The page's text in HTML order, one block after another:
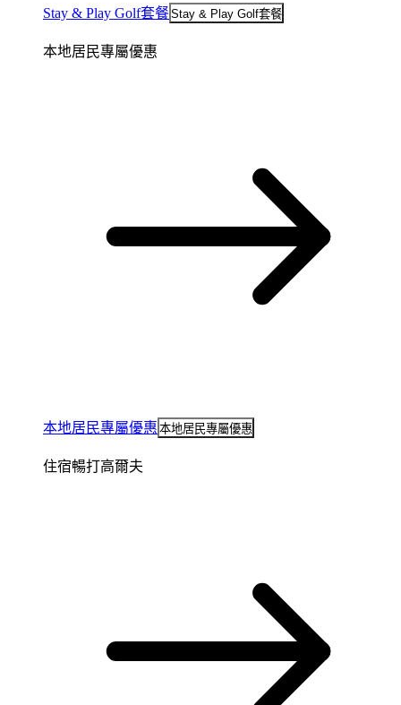
Stay & Play Golf套餐Stay & Play Golf套餐
本地居民專屬優惠
本地居民專屬優惠 本地居民專屬優惠
住宿暢打高爾夫